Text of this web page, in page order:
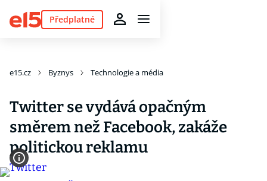
Předplatné
e15.cz Byznys Technologie a média
Twitter se vydává opačným
směrem než Facebook, zakáže
politickou reklamu